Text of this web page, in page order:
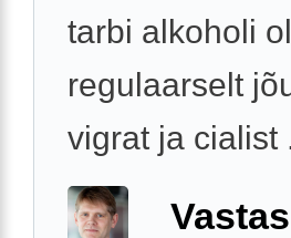
tarbi alkoholi
regulaarselt
vigrat ja cialist